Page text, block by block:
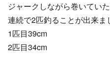
ジャークしながら巻いてい
連続で2匹釣ることが出来ま
1匹目39cm
2匹目34cm